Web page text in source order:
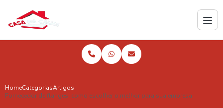
HomeCategoriasArtigos
Fornecedor de flanges: como escolher o melhor para sua empresa